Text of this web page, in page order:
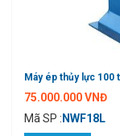
Máy ép thủy lực
75.000.000 VNĐ
Mã SP : NWF18L